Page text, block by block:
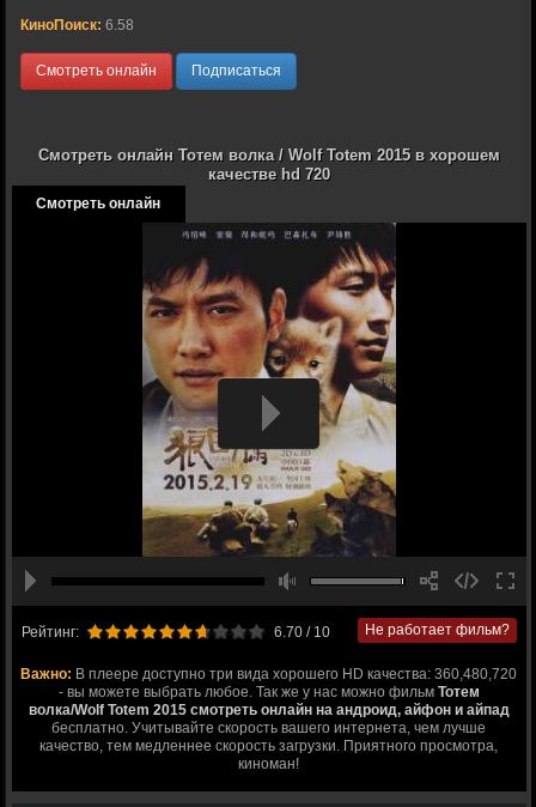
КиноПоиск: 6.58
Смотреть онлайн Подписаться
Смотреть онлайн Тотем волка / Wolf Totem 2015 в хорошем
качестве hd 720
Смотреть онлайн
Рейтинг: 6.70/ 10 Не работает фильм?
Важно: В плеере доступно три вида хорошего HD качества: 360,480,720
- вы можете выбрать любое. Так же у нас можно фильм Тотем
волка/Wolf Totem 2015 смотреть онлайн на андроид, айфон и айпад
бесплатно. Учитывайте скорость вашего интернета, чем лучше
качество, тем медленнее скорость загрузки. Приятного просмотра,
киноман!